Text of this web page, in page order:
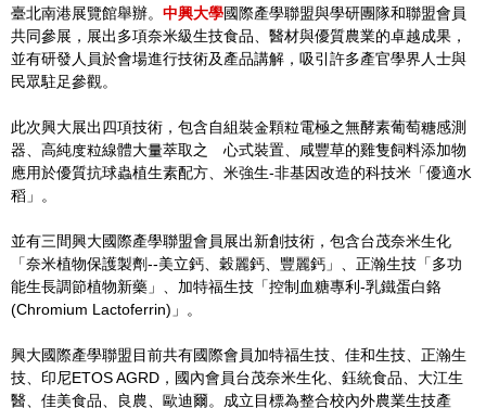
臺北南港展覽館舉辦。 中興大學國際產學聯盟與學研團隊和聯盟會員
共同參展，展出多項奈米級生技食品、醫材與優質農業的卓越成果，
並有研發人員於會場進行技術及產品講解，吸引許多產官學界人士與
民眾駐足參觀。
此次興大展出四項技術，包含自組裝金顆粒電極之無酵素葡萄糖感測
器、高純度粒線體大量萃取之離心式裝置、咸豐草的雞隻飼料添加物
應用於優質抗球蟲植生素配方、米強生-非基因改造的科技米「優適水
稻」。
並有三間興大國際產學聯盟會員展出新創技術，包含台茂奈米生化
「奈米植物保護製劑--美立鈣、穀麗鈣、豐麗鈣」、正瀚生技「多功
能生長調節植物新藥」、加特福生技「控制血糖專利-乳鐵蛋白鉻
(Chromium Lactoferrin)」。
興大國際產學聯盟目前共有國際會員加特福生技、佳和生技、正瀚生
技、印尼ETOS AGRD，國內會員台茂奈米生化、鈺統食品、大江生
醫、佳美食品、良農、歐迪爾。成立目標為整合校內外農業生技產